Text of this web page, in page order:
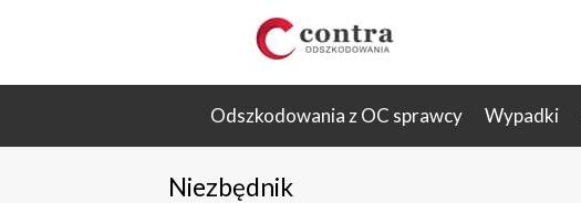
Odszkodowania z OC sprawcy Wypadki
Niezbędnik